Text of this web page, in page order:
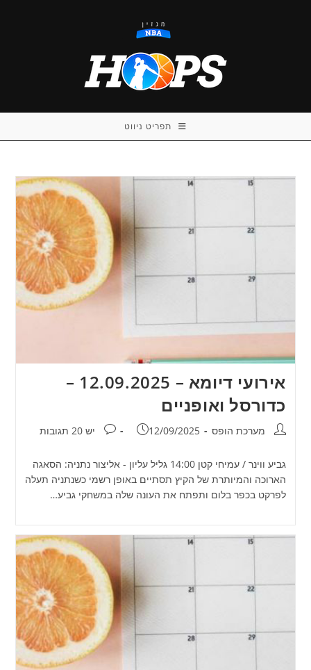
תפריט ניווט
אירועי דיומא – 12.09.2025 –
כדורסל ואופניים
מחבר:מערכת הופס פורסם:
12/09/2025 תגובות:
יש 20 תגובות
גביע ווינר / עמיחי קטן 14:00 גליל עליון - אליצור נתניה: הסאגה
הארוכה והמיותרת של הקיץ תסתיים באופן רשמי כשנתניה תעלה
לפרקט בכפר בלום ותפתח את העונה שלה במשחקי גביע…